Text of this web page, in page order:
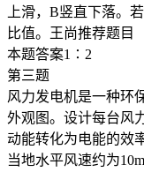
上滑，B竖直下落。
比值。王尚推荐题目
本题答案1∶2
第三题
风力发电机是一种环
外观图。设计每台风
动能转化为电能的效
当地水平风速约为